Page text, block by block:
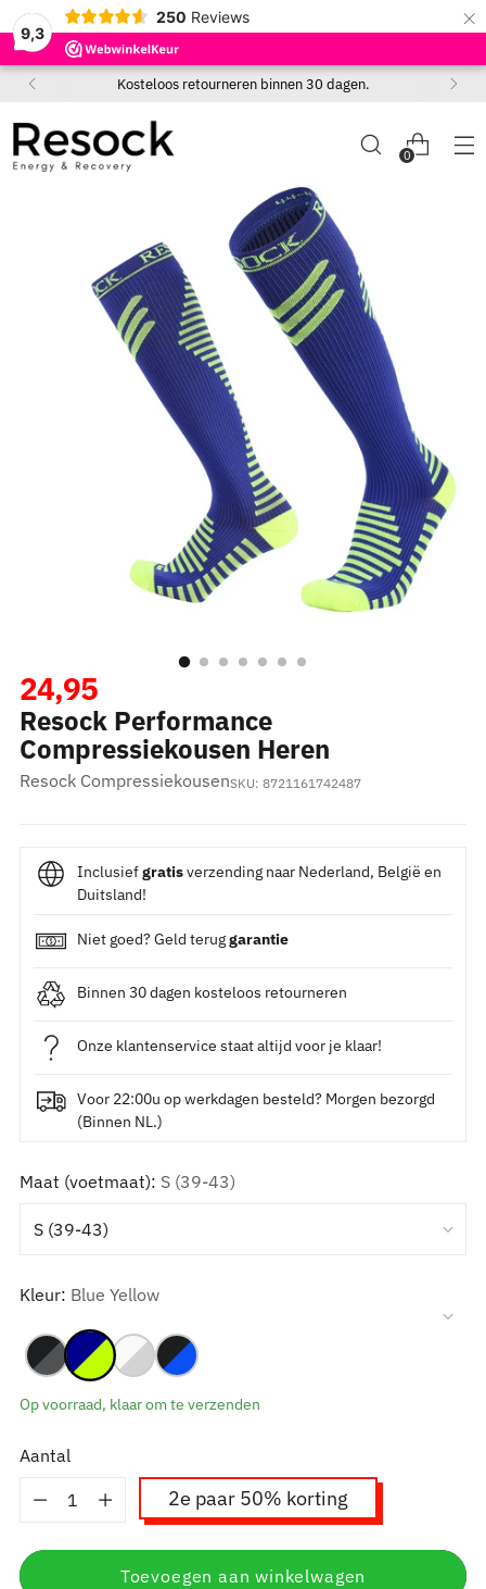
9,3
250 Reviews ×
Kosteloos retourneren binnen 30 dagen.
0
Resock Performance
Compressiekousen Heren
Resock CompressiekousenSKU: 8721161742487
Normale
prijs
24,95
Inclusiefgratisverzending naar Nederland, België en
Duitsland!
Niet goed? Geld teruggarantie
Binnen 30 dagen kosteloos retourneren
Onze klantenservice staat altijd voor je klaar!
Voor 22:00u op werkdagen besteld? Morgen bezorgd
(Binnen NL.)
Maat (voetmaat): S (39-43)
Kleur: Blue Yellow
Op voorraad, klaar om te verzenden
Aantal
2e paar 50% korting
Toevoegen aan winkelwagen